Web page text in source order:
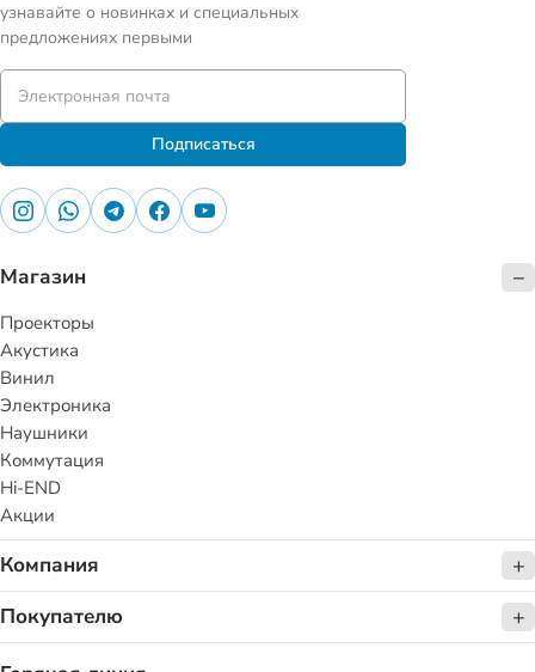
узнавайте о новинках и специальных
предложениях первыми
Подписаться
Магазин
Проекторы
Акустика
Винил
Электроника
Наушники
Коммутация
Hi-END
Акции
Компания
Покупателю